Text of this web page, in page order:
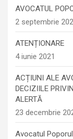
AVOCATUL
2 septembrie
ATENȚIONARE
4 iunie 2021
ACȚIUNI ALE
DECIZIILE
ALERTĂ
23 decembrie
Avocatul